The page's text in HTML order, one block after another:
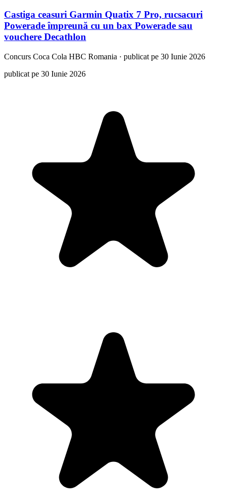
Castiga ceasuri Garmin Quatix 7 Pro, rucsacuri
Powerade împreună cu un bax Powerade sau
vouchere Decathlon
Concurs Coca Cola HBC Romania · publicat pe 30 Iunie 2026
publicat pe 30 Iunie 2026